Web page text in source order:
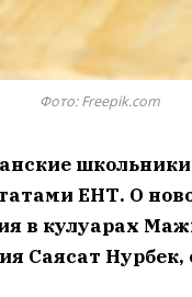
Фото: Freepik.com
ЕНТ. О
в кулуарах
Саясат Нурбек,